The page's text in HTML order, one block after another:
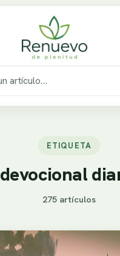
ETIQUETA
devocional
275 artículos